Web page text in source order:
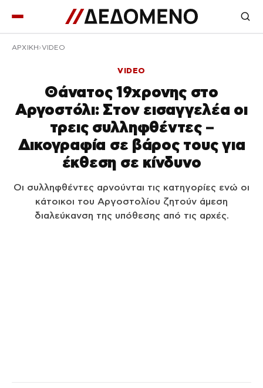
ΑΡΧΙΚΉ VIDEO
VIDEO
Θάνατος 19χρονης στο
Αργοστόλι: Στον εισαγγελέα οι
τρεις συλληφθέντες –
Δικογραφία σε βάρος τους για
έκθεση σε κίνδυνο
Οι συλληφθέντες αρνούνται τις κατηγορίες ενώ οι
κάτοικοι του Αργοστολίου ζητούν άμεση
διαλεύκανση της υπόθεσης από τις αρχές.